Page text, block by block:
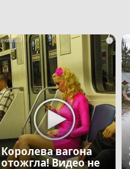
i
Королева вагона
отожгла! Видео не